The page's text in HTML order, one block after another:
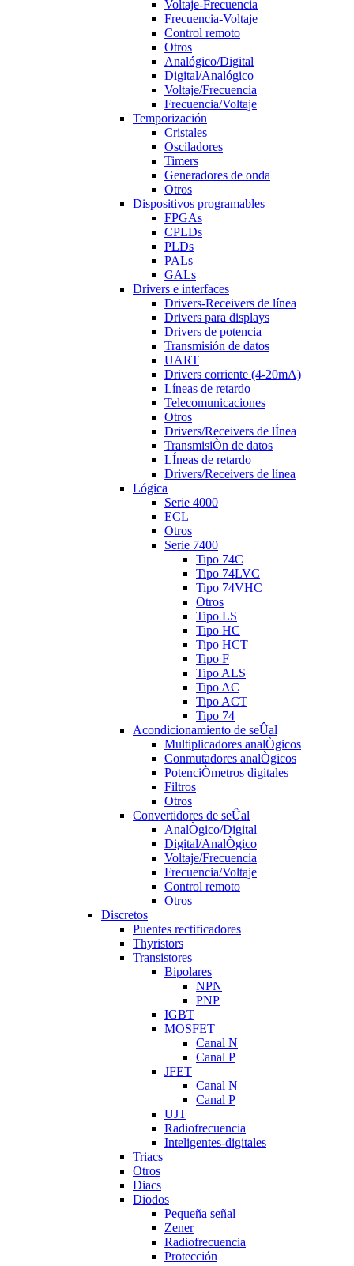
Voltaje-Frecuencia
Frecuencia-Voltaje
Control remoto
Otros
Analógico/Digital
Digital/Analógico
Voltaje/Frecuencia
Frecuencia/Voltaje
Temporización
Cristales
Osciladores
Timers
Generadores de onda
Otros
Dispositivos programables
FPGAs
CPLDs
PLDs
PALs
GALs
Drivers e interfaces
Drivers-Receivers de línea
Drivers para displays
Drivers de potencia
Transmisión de datos
UART
Drivers corriente (4-20mA)
Líneas de retardo
Telecomunicaciones
Otros
Drivers/Receivers de lÍnea
TransmisiÒn de datos
LÍneas de retardo
Drivers/Receivers de línea
Lógica
Serie 4000
ECL
Otros
Serie 7400
Tipo 74C
Tipo 74LVC
Tipo 74VHC
Otros
Tipo LS
Tipo HC
Tipo HCT
Tipo F
Tipo ALS
Tipo AC
Tipo ACT
Tipo 74
Acondicionamiento de seÛal
Multiplicadores analÒgicos
Conmutadores analÒgicos
PotenciÒmetros digitales
Filtros
Otros
Convertidores de seÛal
AnalÒgico/Digital
Digital/AnalÒgico
Voltaje/Frecuencia
Frecuencia/Voltaje
Control remoto
Otros
Discretos
Puentes rectificadores
Thyristors
Transistores
Bipolares
NPN
PNP
IGBT
MOSFET
Canal N
Canal P
JFET
Canal N
Canal P
UJT
Radiofrecuencia
Inteligentes-digitales
Triacs
Otros
Diacs
Diodos
Pequeña señal
Zener
Radiofrecuencia
Protección